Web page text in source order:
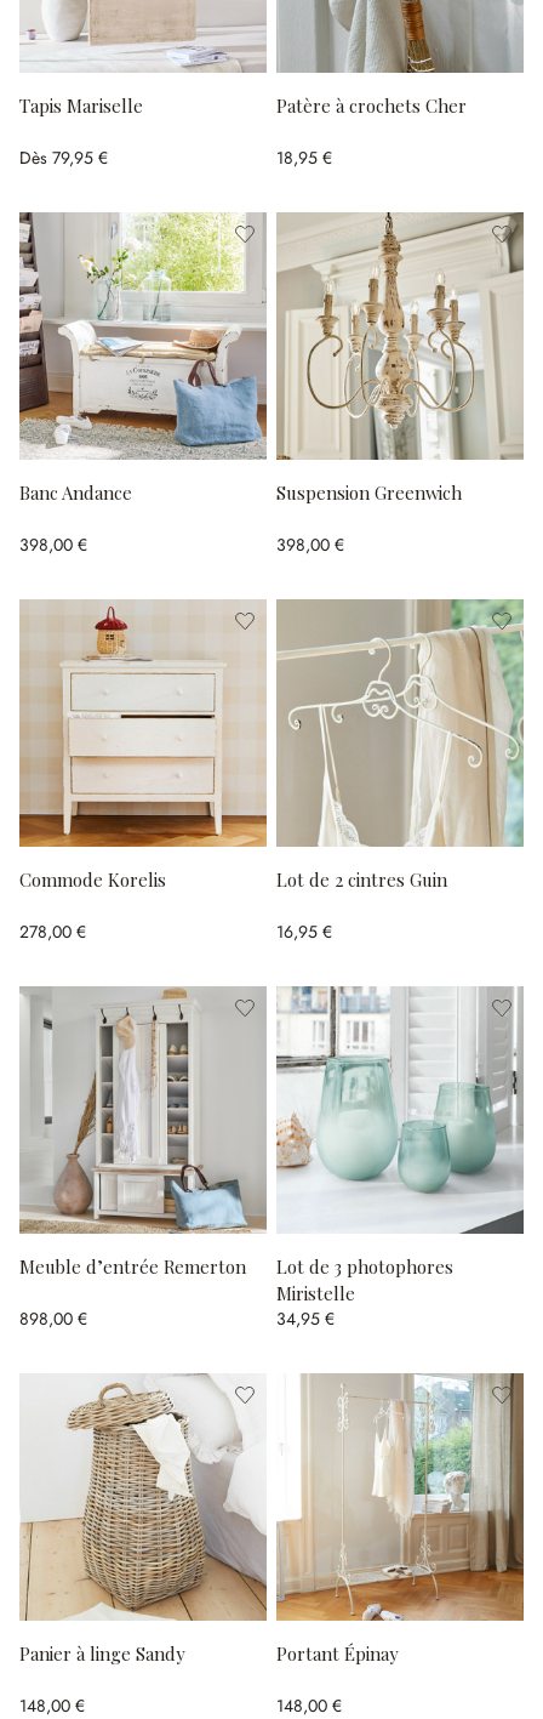
Tapis Mariselle
Dès 79,95 €
Patère à crochets Cher
18,95 €
Banc Andance
398,00 €
Suspension Greenwich
398,00 €
Commode Korelis
278,00 €
Lot de 2 cintres Guin
16,95 €
Meuble d’entrée Remerton
898,00 €
Lot de 3 photophores
Miristelle
34,95 €
Panier à linge Sandy
148,00 €
Portant Épinay
148,00 €